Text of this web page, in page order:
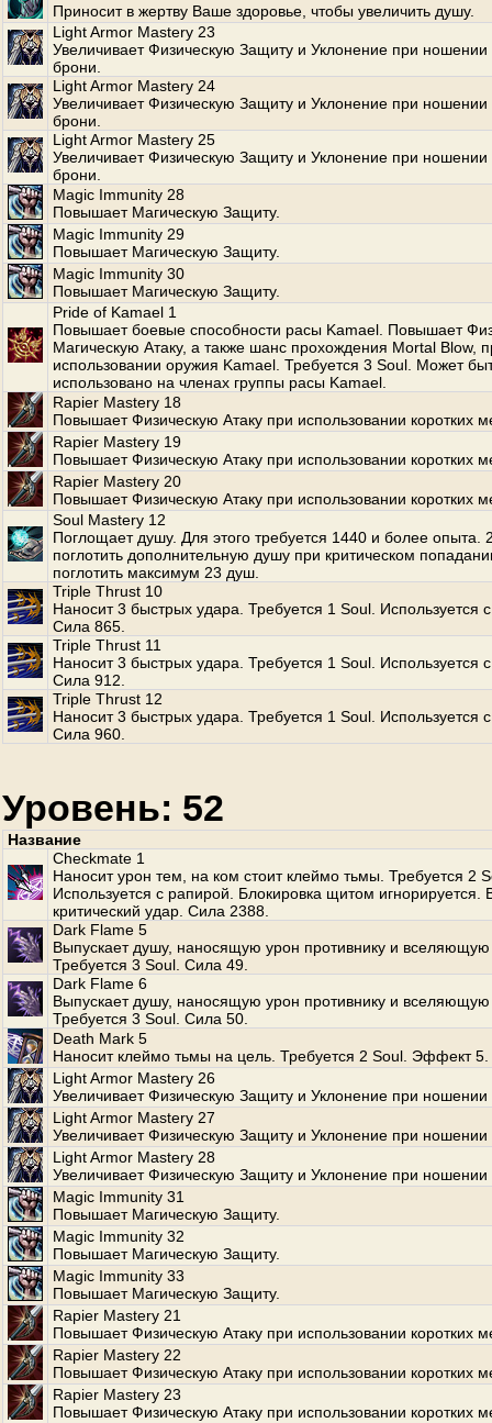
Приносит в жертву Ваше здоровье, чтобы увеличить душу.
Light Armor Mastery 23
Увеличивает Физическую Защиту и Уклонение при ношении
брони.
Light Armor Mastery 24
Увеличивает Физическую Защиту и Уклонение при ношении
брони.
Light Armor Mastery 25
Увеличивает Физическую Защиту и Уклонение при ношении
брони.
Magic Immunity 28
Повышает Магическую Защиту.
Magic Immunity 29
Повышает Магическую Защиту.
Magic Immunity 30
Повышает Магическую Защиту.
Pride of Kamael 1
Повышает боевые способности расы Kamael. Повышает
Магическую Атаку, а также шанс прохождения Mortal Blow,
использовании оружия Kamael. Требуется 3 Soul. Может
использовано на членах группы расы Kamael.
Rapier Mastery 18
Повышает Физическую Атаку при использовании коротких
Rapier Mastery 19
Повышает Физическую Атаку при использовании коротких
Rapier Mastery 20
Повышает Физическую Атаку при использовании коротких
Soul Mastery 12
Поглощает душу. Для этого требуется 1440 и более опыта.
поглотить дополнительную душу при критическом
поглотить максимум 23 душ.
Triple Thrust 10
Наносит 3 быстрых удара. Требуется 1 Soul. Используется
Сила 865.
Triple Thrust 11
Наносит 3 быстрых удара. Требуется 1 Soul. Используется
Сила 912.
Triple Thrust 12
Наносит 3 быстрых удара. Требуется 1 Soul. Используется
Сила 960.
Уровень: 52
Название
Checkmate 1
Наносит урон тем, на ком стоит клеймо тьмы. Требуется 2
Используется с рапирой. Блокировка щитом игнорируется.
критический удар. Сила 2388.
Dark Flame 5
Выпускает душу, наносящую урон противнику и вселяющую
Требуется 3 Soul. Сила 49.
Dark Flame 6
Выпускает душу, наносящую урон противнику и вселяющую
Требуется 3 Soul. Сила 50.
Death Mark 5
Наносит клеймо тьмы на цель. Требуется 2 Soul. Эффект 5.
Light Armor Mastery 26
Увеличивает Физическую Защиту и Уклонение при ношении
Light Armor Mastery 27
Увеличивает Физическую Защиту и Уклонение при ношении
Light Armor Mastery 28
Увеличивает Физическую Защиту и Уклонение при ношении
Magic Immunity 31
Повышает Магическую Защиту.
Magic Immunity 32
Повышает Магическую Защиту.
Magic Immunity 33
Повышает Магическую Защиту.
Rapier Mastery 21
Повышает Физическую Атаку при использовании коротких
Rapier Mastery 22
Повышает Физическую Атаку при использовании коротких
Rapier Mastery 23
Повышает Физическую Атаку при использовании коротких